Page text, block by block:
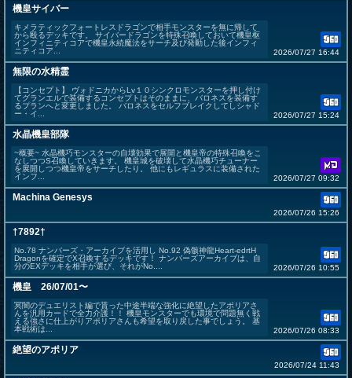
機皇サイバー
キメラティックフォートレスドラゴンで相手モンスターを無に帰して
から殴るデッキです。 サイバードラゴンを特殊召喚しておいて機皇枢
インフィニティコアで機皇永続魔法をサーチ及び発動した後インフィ
ニティコア...
2026/07/27 16:44
無限の水精霊
【コンセプト】 ヴォドニカからLv１０シンクロモンスターを押し付け
てグランエルで装備するコンセプトはそのままに、バロネスを装備す
るプランへと変更しました。 バロネスをセルフブレイクしてしシャド
ー・イ...
2026/07/27 15:24
水晶機皇部隊
~概要~ 水晶機巧モンスターの自壊効果で展開と機皇帝の特殊召喚をこ
なしつつS召喚していきます。 機皇城を破壊して水晶機巧チューナー
を展開しつつ機皇帝をサーチしたり。 他にもレギュラスに装備された
インフ...
2026/07/27 09:32
Machina Genesys
2026/07/26 15:26
†7892†
No.78 ナンバーズ・アーカイブを活用し No.92 偽骸神龍Heart-edrtH
Dragonを確定でX召喚するデッキです！ ナンバーズアーカイブは、自
分のEXデッキを相手が選び、それがNo....
2026/07/26 10:55
機皇 26/07/01〜
冥闇のデュエリスト編で貰った中途半端な強化に絶望したアポリアさ
んを汎用カードで全力介護！！ 機皇モンスターでも環境で問題無く戦
える強さに仕上がりアポリアさんも希望を取り戻した事でしょう。 基
本戦術は...
2026/07/26 08:33
絶望のアポリア
2026/07/24 11:43